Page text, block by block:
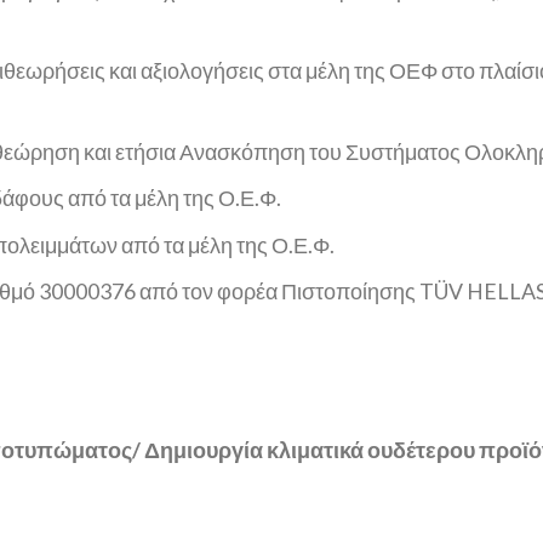
και αξιολογήσεις στα μέλη της ΟΕΦ στο
και ετήσια Ανασκόπηση του Συστήματος
από τα μέλη της Ο.Ε.Φ.
από τα μέλη της Ο.Ε.Φ.
30000376 από τον φορέα Πιστοποίησης TÜV
Δημιουργία κλιματικά ουδέτερου